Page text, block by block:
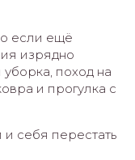
если ещё
изрядно
поход на
и прогулка с
себя перестать